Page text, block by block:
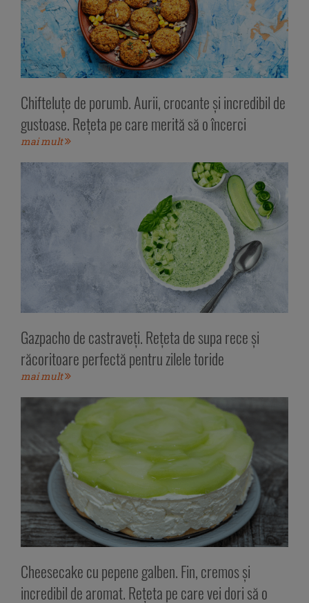
Chifteluțe de porumb. Aurii, crocante și incredibil de
gustoase. Rețeta pe care merită să o încerci
mai mult
Gazpacho de castraveți. Rețeta de supa rece și
răcoritoare perfectă pentru zilele toride
mai mult
Cheesecake cu pepene galben. Fin, cremos și
incredibil de aromat. Rețeta pe care vei dori să o